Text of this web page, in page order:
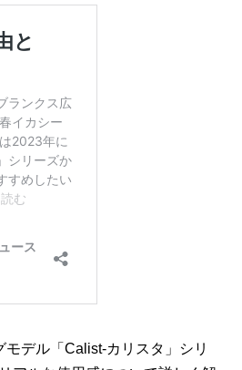
デル「Calist-カリスタ」シリ